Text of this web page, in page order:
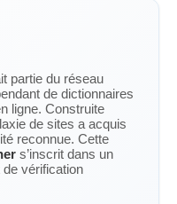
partie du réseau
de dictionnaires
ligne. Construite
de sites a acquis
reconnue. Cette
s’inscrit dans un
vérification